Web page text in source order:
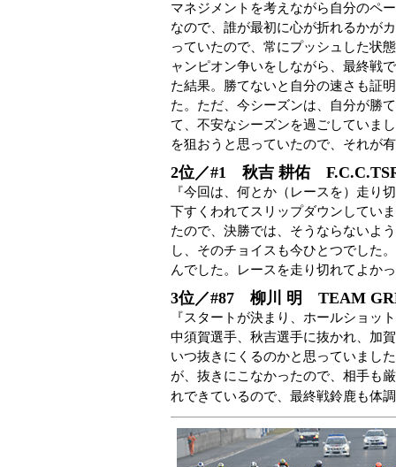
マネジメントを考えながら自分のペ
なので、誰が最初に心が折れるかが
っていたので、常にプッシュした状
ャンピオン争いをしながら、最終戦
た結果。勝てないと自分の速さも証
た。ただ、今シーズンは、自分が勝
て、不安なシーズンを過ごしていま
を狙おうと思っていたので、それが
2位／#1 秋吉 耕佑
『今回は、何とか（レースを）走り
下すくわれてスリップダウンしてい
たので、決勝では、そうならないよ
し、そのチョイスも今ひとつでした
んでした。レースを走り切れてよか
3位／#87 柳川 明 TEAM
『スタートが決まり、ホールショッ
中須賀選手、秋吉選手に抜かれ、加
いつ抜きにくるのかと思っていまし
が、抜きにこなかったので、相手も
れできているので、最終戦鈴鹿も体